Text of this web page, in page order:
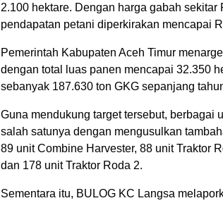
2.100 hektare. Dengan harga gabah sekitar
pendapatan petani diperkirakan mencapai
Pemerintah Kabupaten Aceh Timur
dengan total luas panen mencapai 32.350
sebanyak 187.630 ton GKG sepanjang
Guna mendukung target tersebut, berbagai
salah satunya dengan mengusulkan
89 unit Combine Harvester, 88 unit Traktor
dan 178 unit Traktor Roda 2.
Sementara itu, BULOG KC Langsa